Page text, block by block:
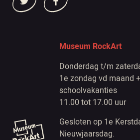
Museum RockArt
Donderdag t/m
1e zondag vd maand
schoolvakanties
11.00 tot 17.00 uur
Gesloten op 1e
Nieuwjaarsdag.